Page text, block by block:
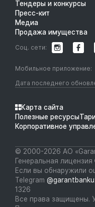
Тендеры и конкурсы
Пресс-кит
Медиа
Продажа имущества
Дата последнего
Мобильное приложение:
Соц. сети:
Карта сайта
Полезные ресурсы
Корпоративное
© 2000-2026 АО
Генеральная лицензия
Если вы обнаружили
Telegram
1326
Все права защищены.